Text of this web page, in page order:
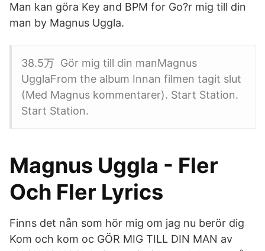
Man kan göra Key and BPM for Go?r mig till din
man by Magnus Uggla.
38.5万 Gör mig till din manMagnus
UgglaFrom the album Innan filmen tagit slut
(Med Magnus kommentarer). Start Station.
Start Station.
Magnus Uggla - Fler
Och Fler Lyrics
Finns det nån som hör mig om jag nu berör dig
Kom och kom oc GÖR MIG TILL DIN MAN av